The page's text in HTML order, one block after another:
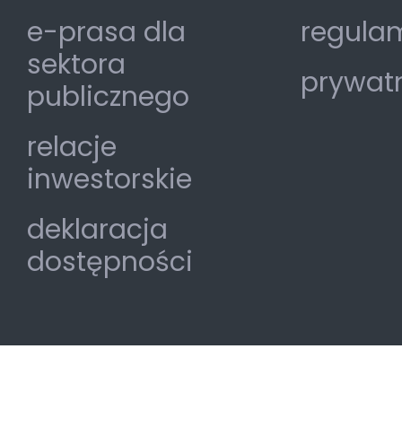
e-prasa dla
sektora
publicznego
relacje
inwestorskie
deklaracja
dostępności